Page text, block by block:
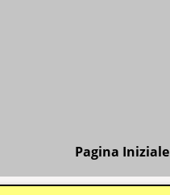
Pagina Iniziale